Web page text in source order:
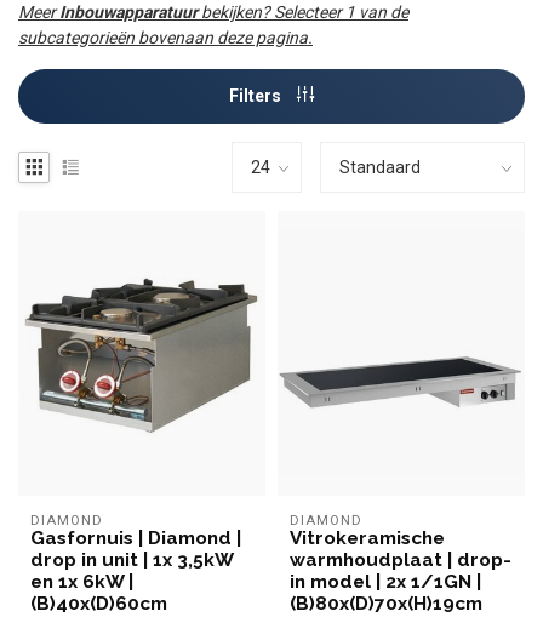
MeerInbouwapparatuurbekijken? Selecteer 1 van de
subcategorieën bovenaan deze pagina.
Filters
DIAMOND
Gasfornuis | Diamond |
drop in unit | 1x 3,5kW
en 1x 6kW |
(B)40x(D)60cm
DIAMOND
Vitrokeramische
warmhoudplaat | drop-
in model | 2x 1/1GN |
(B)80x(D)70x(H)19cm